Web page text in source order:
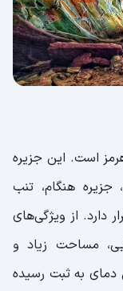
دیدنی
است. این جزیره
جزیره هنگام، تنب
دارد. از ویژگی‌های
مساحت زیاد و
به ثبت رسیده